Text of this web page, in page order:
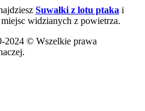
Suwałki z lotu ptaka i
widzianych z powietrza.
2024 © Wszelkie prawa